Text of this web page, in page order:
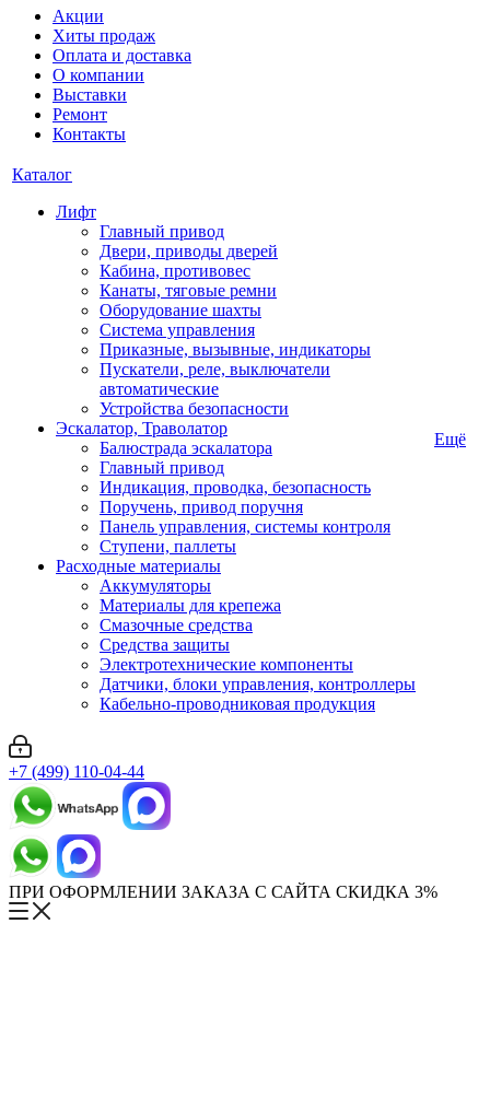
Акции
Хиты продаж
Оплата и доставка
О компании
Выставки
Ремонт
Контакты
Каталог
Лифт
Главный привод
Двери, приводы дверей
Кабина, противовес
Канаты, тяговые ремни
Оборудование шахты
Система управления
Приказные, вызывные, индикаторы
Пускатели, реле, выключатели
автоматические
Устройства безопасности
Эскалатор, Траволатор
Балюстрада эскалатора
Главный привод
Индикация, проводка, безопасность
Поручень, привод поручня
Панель управления, системы контроля
Ступени, паллеты
Расходные материалы
Аккумуляторы
Материалы для крепежа
Смазочные средства
Средства защиты
Электротехнические компоненты
Датчики, блоки управления, контроллеры
Кабельно-проводниковая продукция
Ещё
+7 (499) 110-04-44
ПРИ ОФОРМЛЕНИИ ЗАКАЗА С САЙТА СКИДКА 3%